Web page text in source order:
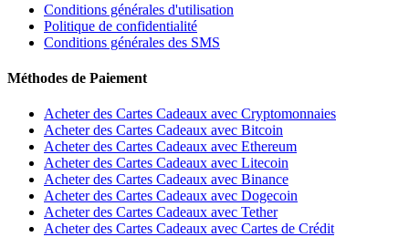
Conditions générales d'utilisation
Politique de confidentialité
Conditions générales des SMS
Méthodes de Paiement
Acheter des Cartes Cadeaux avec Cryptomonnaies
Acheter des Cartes Cadeaux avec Bitcoin
Acheter des Cartes Cadeaux avec Ethereum
Acheter des Cartes Cadeaux avec Litecoin
Acheter des Cartes Cadeaux avec Binance
Acheter des Cartes Cadeaux avec Dogecoin
Acheter des Cartes Cadeaux avec Tether
Acheter des Cartes Cadeaux avec Cartes de Crédit